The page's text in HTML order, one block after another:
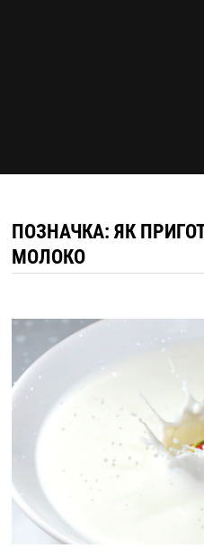
ПОЗНАЧКА: ЯК
МОЛОКО